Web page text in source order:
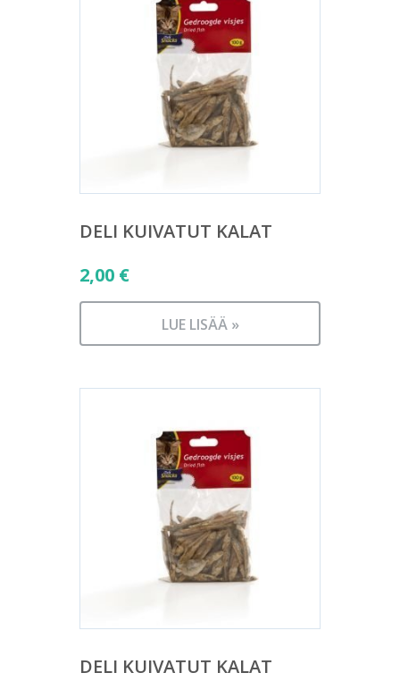
DELI KUIVATUT KALAT
2,00 €
LUE LISÄÄ »
DELI KUIVATUT KALAT